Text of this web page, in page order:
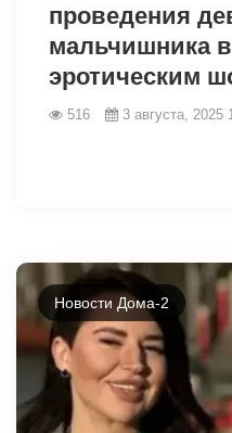
проведения
мальчишника
эротическим
516 3 августа, 2025
Новости Дома-2